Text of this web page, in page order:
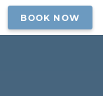
BOOK NOW